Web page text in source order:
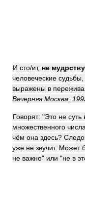
И сто/ит, не
человеческие
выражены в
Вечерняя Москва,
Говорят: "Это не
множественного
чём она здесь?
уже не звучит. Может
не важно" или "не в